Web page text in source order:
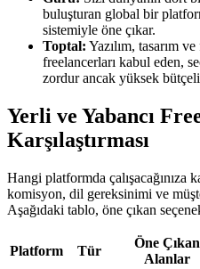
buluşturan global bir
sistemiyle öne çıkar.
Toptal: Yazılım, tasarım
freelancerları kabul eden,
zordur ancak yüksek
Yerli ve Yabancı
Karşılaştırması
Hangi platformda çalışacağınıza
komisyon, dil gereksinimi ve
Aşağıdaki tablo, öne çıkan
Platform Tür
Öne Çıkan
Alanlar